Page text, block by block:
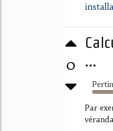
0
...
279%
Par